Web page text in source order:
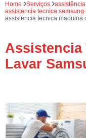
Home Serviços
assistencia tecnica
assistencia tecnica maquina
Assistencia
Lavar